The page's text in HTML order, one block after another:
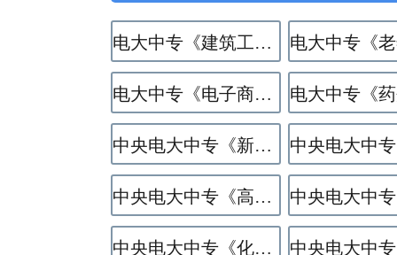
电大中专《建筑工程施工》专业
电大中专《电子商务》专业
中央电大中专《新能源汽车运用与维修》专业
中央电大中专《高星级饭店运营与管理》专业
中央电大中专《化学工艺》专业